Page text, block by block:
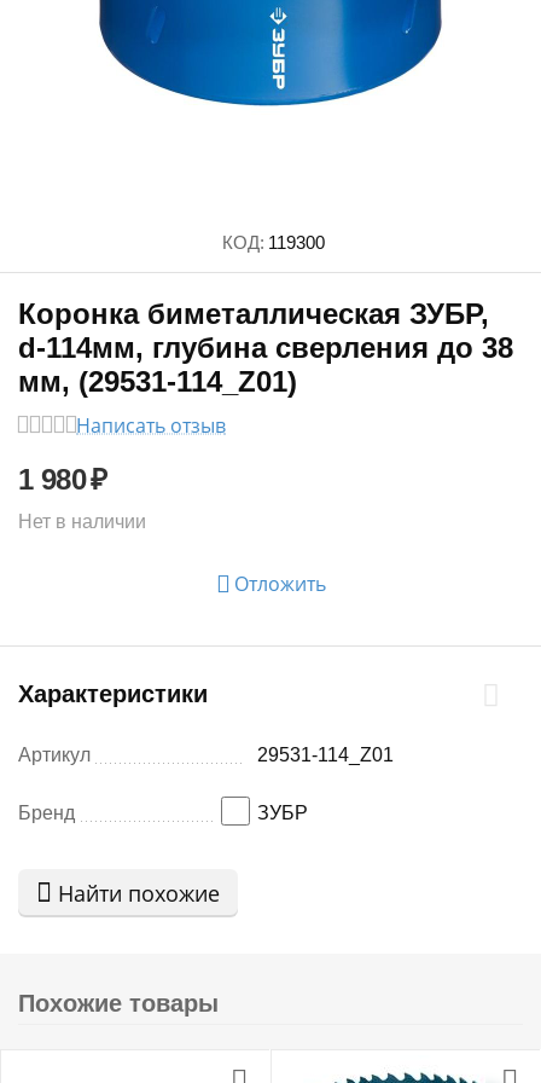
КОД: 119300
Коронка биметаллическая ЗУБР,
d-114мм, глубина сверления до 38
мм, (29531-114_Z01)
Написать отзыв
1 980₽
Нет в наличии
Отложить
Характеристики
Артикул 29531-114_Z01
Бренд ЗУБР
Найти похожие
Похожие товары